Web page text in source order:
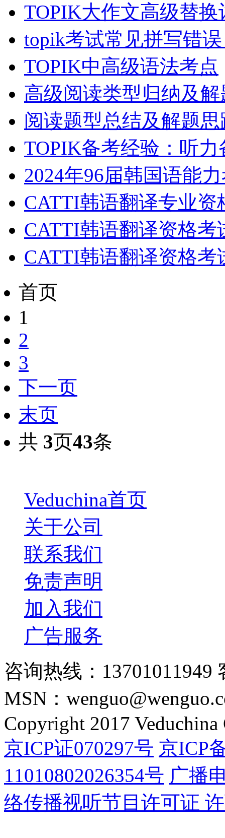
TOPIK大作文高级替换
topik考试常见拼写错
TOPIK中高级语法考点
高级阅读类型归纳及
阅读题型总结及解题思
TOPIK备考经验：听力
2024年96届韩国语能
CATTI韩语翻译专业资
CATTI韩语翻译资格
CATTI韩语翻译资格考
首页
1
2
3
下一页
末页
共 3页43条
Veduchina首页
关于公司
联系我们
免责声明
加入我们
广告服务
咨询热线：13701011949
MSN：
Copyright 2017
京ICP证070297号 京ICP
11010802026354号 广播
络传播视听节目许可证